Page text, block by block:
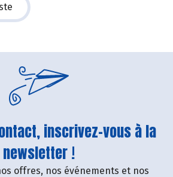
inscrivez-vous à la
newsletter !
offres, nos événements et nos